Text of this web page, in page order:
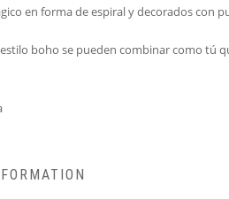
en forma de espiral y decorados con
boho se pueden combinar como tú